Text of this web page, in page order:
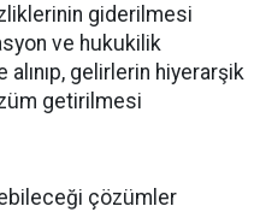
giderilmesi
ve hukukilik
alınıp, gelirlerin hiyerarşik
getirilmesi
çözümler